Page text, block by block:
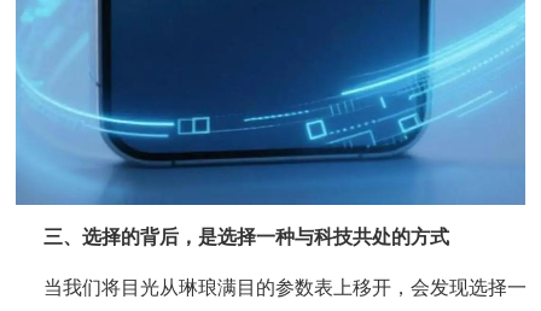
三、选择的背后，是选择一种与科技共处的方式
当我们将目光从琳琅满目的参数表上移开，会发现选择一